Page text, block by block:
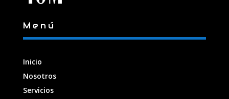
Menú
Inicio
Nosotros
Servicios